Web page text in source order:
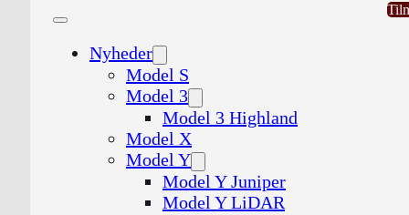
Nyheder
Model S
Model 3
Model 3 Highland
Model X
Model Y
Model Y Juniper
Model Y LiDAR